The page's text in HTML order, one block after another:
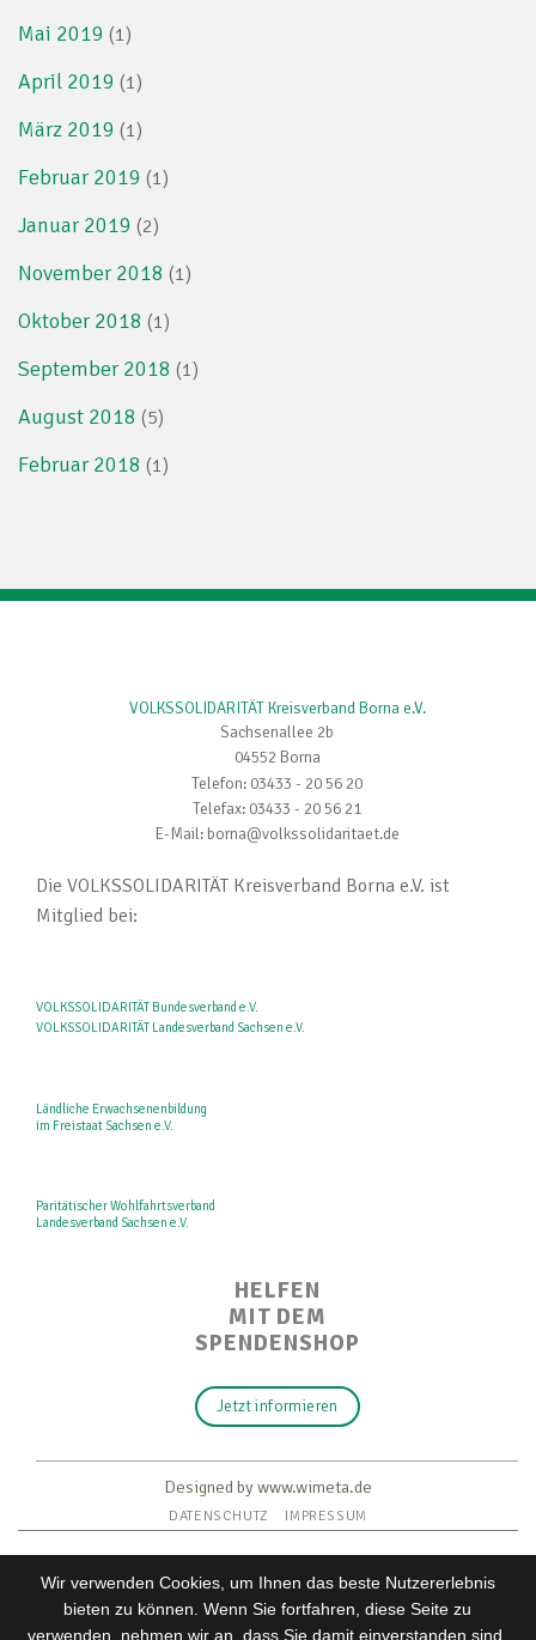
Mai 2019 (1)
April 2019 (1)
März 2019 (1)
Februar 2019 (1)
Januar 2019 (2)
November 2018 (1)
Oktober 2018 (1)
September 2018 (1)
August 2018 (5)
Februar 2018 (1)
VOLKSSOLIDARITÄT Kreisverband Borna e.V.
Sachsenallee 2b
04552 Borna
Telefon: 03433 - 20 56 20
Telefax: 03433 - 20 56 21
E-Mail: borna@volkssolidaritaet.de
Die VOLKSSOLIDARITÄT Kreisverband Borna e.V. ist
Mitglied bei:
VOLKSSOLIDARITÄT Bundesverband e.V.
VOLKSSOLIDARITÄT Landesverband Sachsen e.V.
Ländliche Erwachsenenbildung
im Freistaat Sachsen e.V.
Paritätischer Wohlfahrtsverband
Landesverband Sachsen e.V.
HELFEN
MIT DEM
SPENDENSHOP
Jetzt informieren
Designed by www.wimeta.de
DATENSCHUTZ IMPRESSUM
Wir verwenden Cookies, um Ihnen das beste Nutzererlebnis
bieten zu können. Wenn Sie fortfahren, diese Seite zu
verwenden, nehmen wir an, dass Sie damit einverstanden sind.